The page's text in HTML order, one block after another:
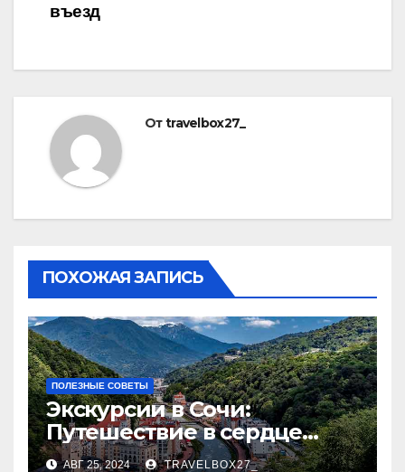
въезд
Отtravelbox27_
ПОХОЖАЯ ЗАПИСЬ
ПОЛЕЗНЫЕ СОВЕТЫ
Экскурсии в Сочи:
Путешествие в сердце
Черноморского курорта
АВГ 25, 2024 TRAVELBOX27_